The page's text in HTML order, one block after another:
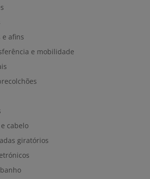
e afins
e mobilidade
cabelo
giratórios